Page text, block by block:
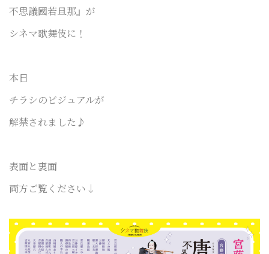
不思議國若旦那』が
シネマ歌舞伎に！
本日
チラシのビジュアルが
解禁されました♪
表面と裏面
両方ご覧ください↓